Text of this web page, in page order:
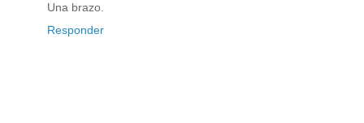
Una brazo.
Responder